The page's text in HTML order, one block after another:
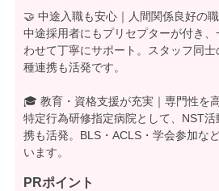
🤝 中途入職も安心｜人間関係良好の
中途採用者にもプリセプターが付き
わせて丁寧にサポート。スタッフ同
種連携も活発です。
🎓 教育・資格支援が充実｜専門性を
特定行為研修指定病院として、NST
携も活発。BLS・ACLS・学会参加な
います。
PRポイント